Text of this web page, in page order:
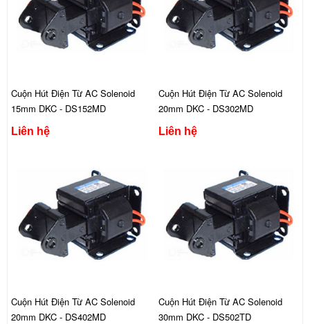
Cuộn Hút Điện Từ AC Solenoid
15mm DKC - DS152MD
Liên hệ
Cuộn Hút Điện Từ AC Solenoid
20mm DKC - DS302MD
Liên hệ
Cuộn Hút Điện Từ AC Solenoid
20mm DKC - DS402MD
Cuộn Hút Điện Từ AC Solenoid
30mm DKC - DS502TD